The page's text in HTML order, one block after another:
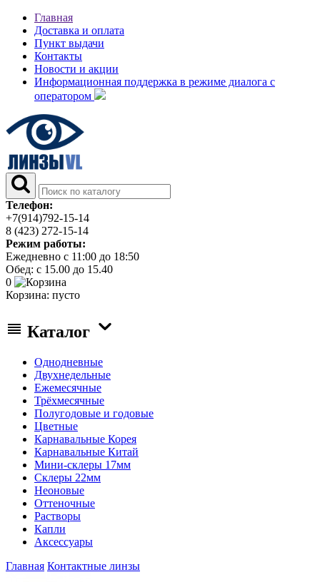
Главная
Доставка и оплата
Пункт выдачи
Контакты
Новости и акции
Информационная поддержка в режиме диалога с
оператором
Телефон:
+7(914)792-15-14
8 (423) 272-15-14
Режим работы:
Ежедневно с 11:00 до 18:50
Обед: с 15.00 до 15.40
0
Корзина: пусто
Каталог
Однодневные
Двухнедельные
Ежемесячные
Трёхмесячные
Полугодовые и годовые
Цветные
Карнавальные Корея
Карнавальные Китай
Мини-склеры 17мм
Склеры 22мм
Неоновые
Оттеночные
Растворы
Капли
Аксессуары
Главная Контактные линзы